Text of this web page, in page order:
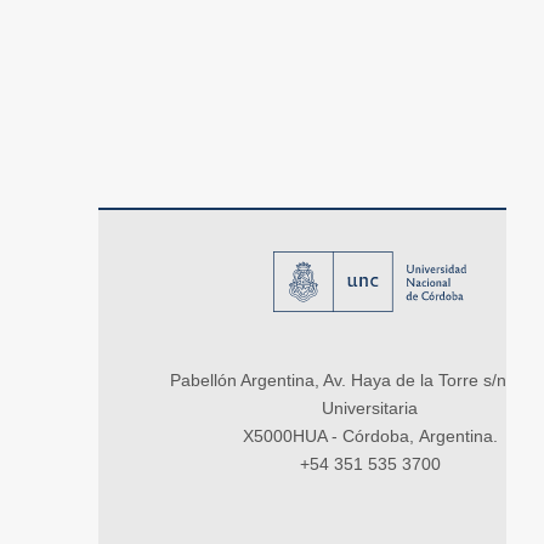
Pabellón Argentina, Av. Haya de la Torre s/n,
Universitaria
X5000HUA - Córdoba, Argentina.
+54 351 535 3700